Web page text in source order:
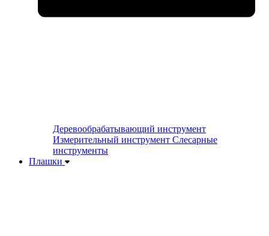
Деревообрабатывающий инструмент
Измерительный инструмент Слесарные
инструменты
Плашки